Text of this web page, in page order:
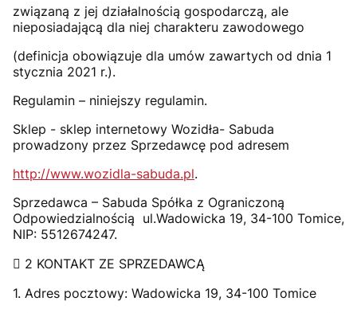
związaną z jej działalnością gospodarczą, ale
nieposiadającą dla niej charakteru zawodowego
(definicja obowiązuje dla umów zawartych od dnia 1
stycznia 2021 r.).
Regulamin – niniejszy regulamin.
Sklep - sklep internetowy Wozidła- Sabuda
prowadzony przez Sprzedawcę pod adresem
http://www.wozidla-sabuda.pl.
Sprzedawca – Sabuda Spółka z Ograniczoną
Odpowiedzialnością ul.Wadowicka 19, 34-100 Tomice,
NIP: 5512674247.
 2 KONTAKT ZE SPRZEDAWCĄ
1. Adres pocztowy: Wadowicka 19, 34-100 Tomice